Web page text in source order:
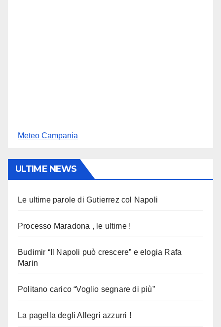
Meteo Campania
ULTIME NEWS
Le ultime parole di Gutierrez col Napoli
Processo Maradona , le ultime !
Budimir “Il Napoli può crescere” e elogia Rafa
Marin
Politano carico “Voglio segnare di più”
La pagella degli Allegri azzurri !